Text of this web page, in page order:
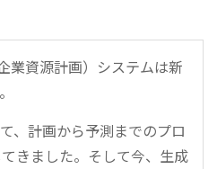
業資源計画）システムは新
、計画から予測までのプロ
きました。そして今、生成